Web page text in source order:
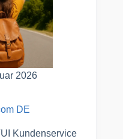
2026
DE
Kundenservice